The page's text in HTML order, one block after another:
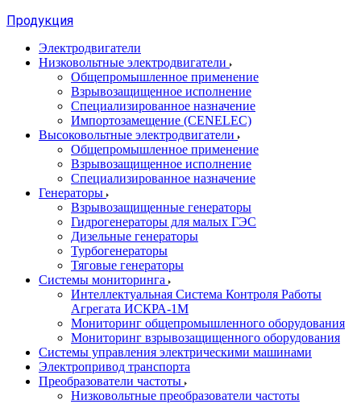
Продукция
Электродвигатели
Низковольтные электродвигатели
Общепромышленное применение
Взрывозащищенное исполнение
Специализированное назначение
Импортозамещение (CENELEC)
Высоковольтные электродвигатели
Общепромышленное применение
Взрывозащищенное исполнение
Специализированное назначение
Генераторы
Взрывозащищенные генераторы
Гидрогенераторы для малых ГЭС
Дизельные генераторы
Турбогенераторы
Тяговые генераторы
Системы мониторинга
Интеллектуальная Система Контроля Работы
Агрегата ИСКРА-1М
Мониторинг общепромышленного оборудования
Мониторинг взрывозащищенного оборудования
Системы управления электрическими машинами
Электропривод транспорта
Преобразователи частоты
Низковольтные преобразователи частоты